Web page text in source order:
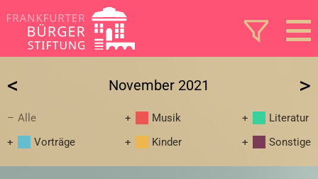
November 2021
< >
Alle Musik
Literatur
Vorträge
Kinder Sonstige